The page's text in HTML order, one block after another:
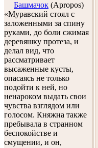
Башмачок (Apropos)
«Муравский стоял с
заложенными за спину
руками, до боли сжимая
деревяшку протеза, и
делал вид, что
рассматривает
высаженные кусты,
опасаясь не только
подойти к ней, но
ненароком выдать свои
чувства взглядом или
голосом. Княжна также
пребывала в странном
беспокойстве и
смущении, и он,